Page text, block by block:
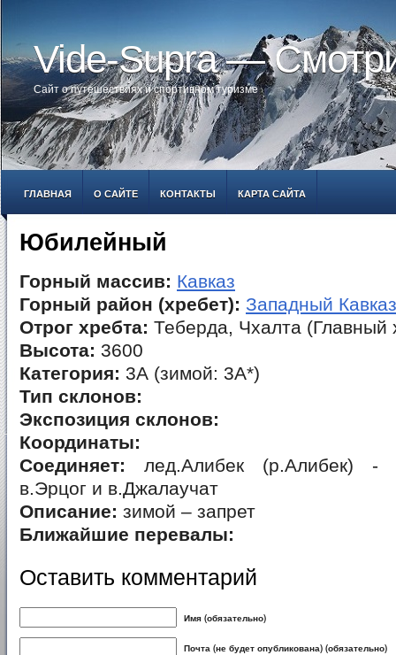
Vide-Supra —
Сайт о путешествиях и спортивном туризме
ГЛАВНАЯ О САЙТЕ КОНТАКТЫ КАРТА САЙТА
Юбилейный
Горный массив: Кавказ
Горный район (хребет): Западный Кавказ
Отрог хребта: Теберда, Чхалта (Главный
Высота: 3600
Категория: 3А (зимой: 3А*)
Тип склонов:
Экспозиция склонов:
Координаты:
Соединяет: лед.Алибек (р.Алибек) -
в.Эрцог и в.Джалаучат
Описание: зимой – запрет
Ближайшие перевалы:
Оставить комментарий
Имя (обязательно)
Почта (не будет опубликована) (обязательно)